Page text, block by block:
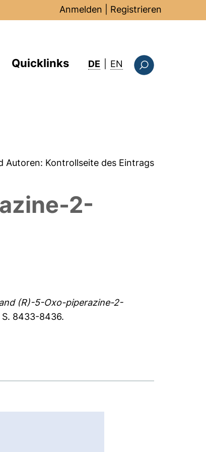
Anmelden Registrieren
Quicklinks DE EN : this page in
Autoren: Kontrollseite des Eintrags
2-
(R)-5-Oxo-piperazine-2-
8433-8436.